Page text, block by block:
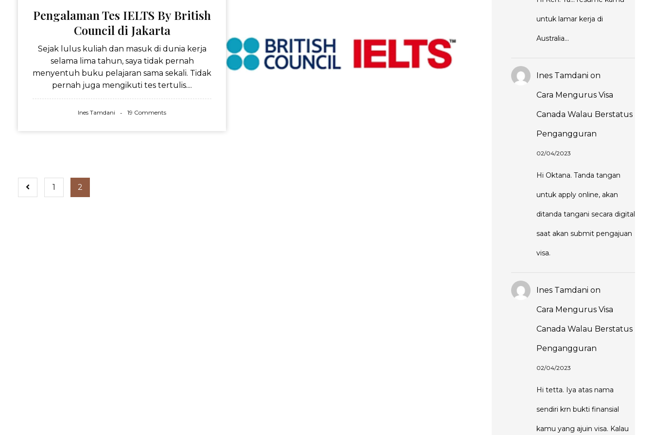
Pengalaman Tes IELTS By British
Council di Jakarta
Sejak lulus kuliah dan masuk di dunia kerja
selama lima tahun, saya tidak pernah
menyentuh buku pelajaran sama sekali. Tidak
pernah juga mengikuti tes tertulis....
Ines Tamdani 19 Comments
1 2
untuk lamar kerja di
Australia...
Ines Tamdani on
Cara Mengurus Visa
Canada Walau Berstatus
Pengangguran
02/04/2023
Hi Oktana. Tanda tangan
untuk apply online, akan
ditanda tangani secara digital
saat akan submit pengajuan
visa.
Ines Tamdani on
Cara Mengurus Visa
Canada Walau Berstatus
Pengangguran
02/04/2023
Hi tetta. Iya atas nama
sendiri krn bukti finansial
kamu yang ajuin visa. Kalau